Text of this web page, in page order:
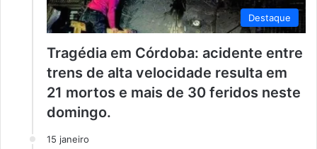
Destaque
Tragédia em Córdoba: acidente entre
trens de alta velocidade resulta em
21 mortos e mais de 30 feridos neste
domingo.
15 janeiro